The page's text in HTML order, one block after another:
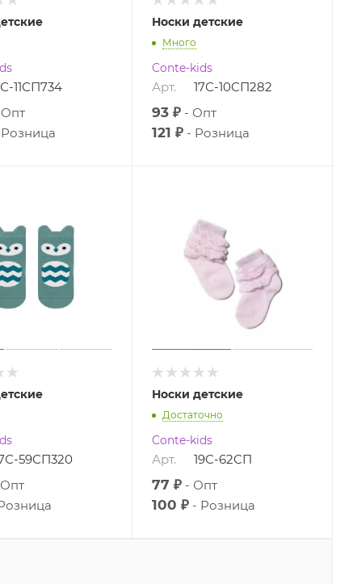
11СП734
Опт
Розница
Носки детские
Много
Conte-kids
Арт. 17С-10СП282
93 ₽ Опт
121 ₽ Розница
59СП320
Опт
Носки детские
Достаточно
Conte-kids
Арт. 19С-62СП
77 ₽ Опт
100 ₽ Розница